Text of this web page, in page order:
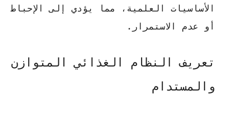
الأساسيات العلمية، مما يؤدي إلى الإحباط
أو عدم الاستمرار.
تعريف النظام الغذائي المتوازن
والمستدام